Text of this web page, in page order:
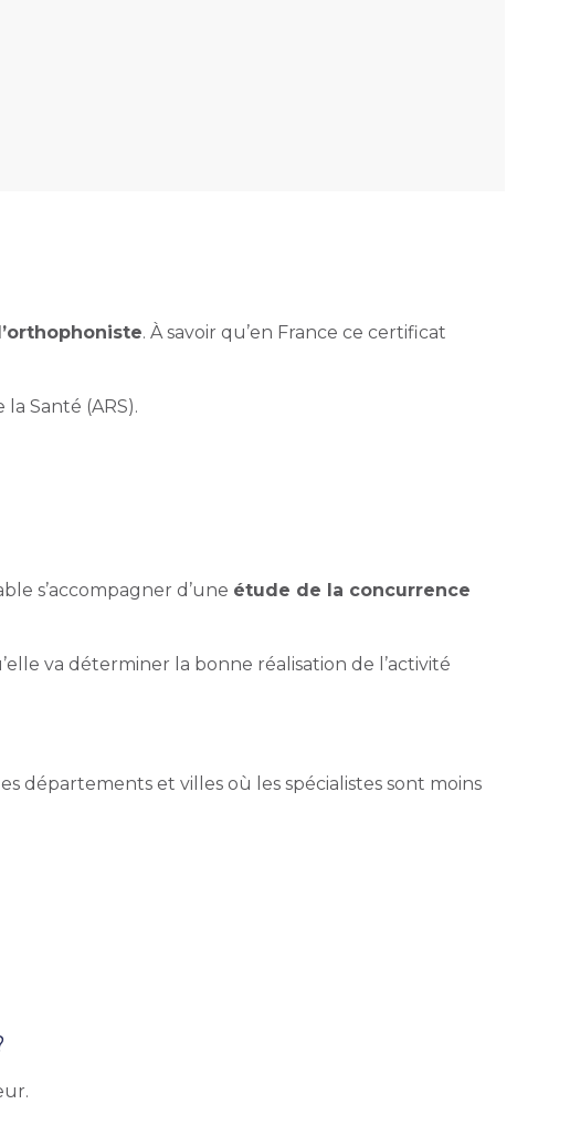
. À savoir qu’en France ce certificat
Santé (ARS).
s’accompagner d’une étude de la concurrence
va déterminer la bonne réalisation de l’activité
départements et villes où les spécialistes sont moins